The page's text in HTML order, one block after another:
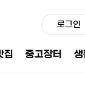
로그인
집 중고장터